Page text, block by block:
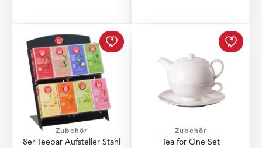
8er Teebar Aufsteller
Zubehör
8er Teebar Aufsteller Stahl
Zubehör
Tea for One Set